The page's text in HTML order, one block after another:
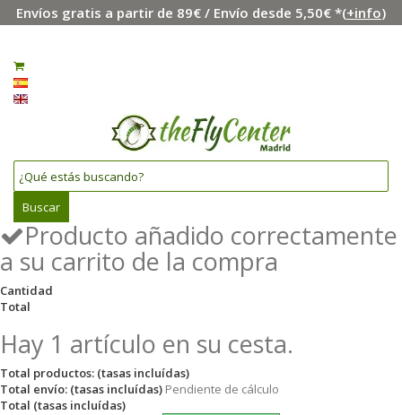
Envíos gratis a partir de 89€ / Envío desde 5,50€ *(+info)
Buscar
Producto añadido correctamente
a su carrito de la compra
Cantidad
Total
Hay 1 artículo en su cesta.
Total productos: (tasas incluídas)
Total envío: (tasas incluídas) Pendiente de cálculo
Total (tasas incluídas)